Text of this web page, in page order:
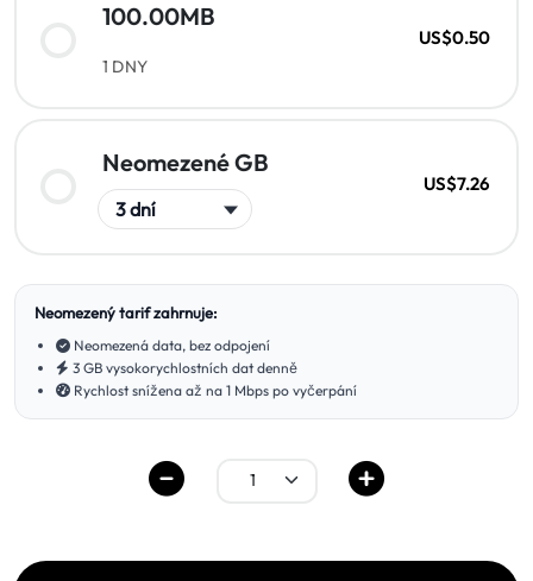
100.00MB
1 DNY
US$0.50
Neomezené GB
US$7.26
Neomezený tarif zahrnuje:
Neomezená data, bez odpojení
3 GB vysokorychlostních dat denně
Rychlost snížena až na 1 Mbps po vyčerpání